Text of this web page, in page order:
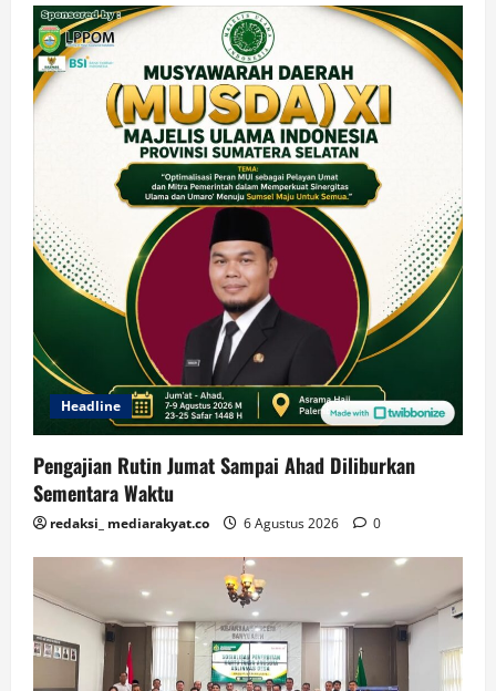
Headline
Pengajian Rutin Jumat Sampai Ahad Diliburkan
Sementara Waktu
redaksi_ mediarakyat.co 6 Agustus 2026 0